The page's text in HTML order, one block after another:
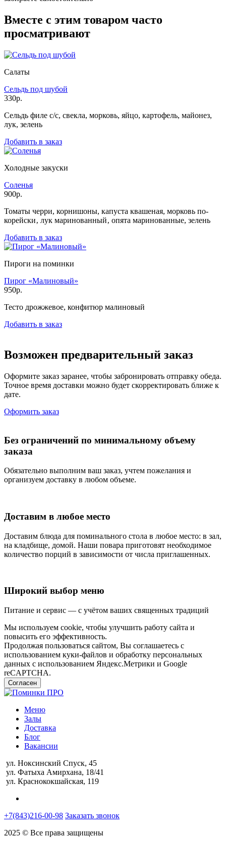
Вместе с этим товаром часто
просматривают
Салаты
Сельдь под шубой
330р.
Сельдь филе с/с, свекла, морковь, яйцо, картофель, майонез,
лук, зелень
Добавить в заказ
Холодные закуски
Соленья
900р.
Томаты черри, корнишоны, капуста квашеная, морковь по-
корейски‚ лук маринованный‚ опята маринованные, зелень
Добавить в заказ
Пироги на поминки
Пирог «Малиновый»
950р.
Тесто дрожжевое, конфитюр малиновый
Добавить в заказ
Возможен предварительный заказ
Оформите заказ заранее, чтобы забронировать отправку обеда.
Точное время доставки можно будет скорректировать ближе к
дате.
Оформить заказ
Без ограничений по минимальному объему
заказа
Обязательно выполним ваш заказ, учтем пожелания и
организуем доставку в любом объеме.
Доставим в любое место
Доставим блюда для поминального стола в любое место: в зал,
на кладбище, домой. Наши повара приготовят необходимое
количество порций в зависимости от числа приглашенных.
Широкий выбор меню
Питание и сервис — с учётом ваших священных традиций
Мы используем cookie, чтобы улучшить работу сайта и
повысить его эффективность.
Продолжая пользоваться сайтом, Вы соглашаетесь с
использованием куки-файлов и обработку персональных
данных с использованием Яндекс.Метрики и Google
reCAPTCHA.
Согласен
Меню
Залы
Доставка
Блог
Вакансии
ул. Ноксинский Спуск, 45
ул. Фатыха Амирхана, 18/41
ул. Краснококшайская, 119
+7(843)216-00-98 Заказать звонок
2025 © Все права защищены